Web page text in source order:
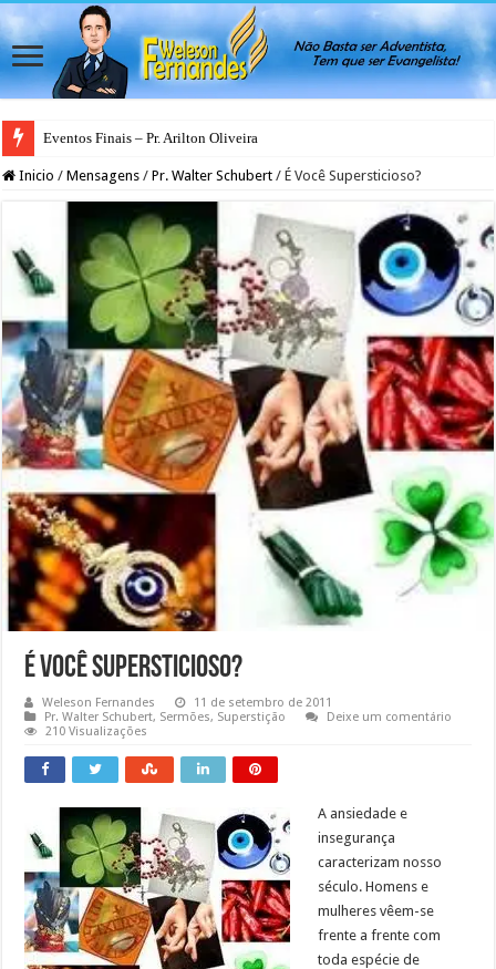
Eventos Finais – Pr. Arilton Oliveira
Inicio / Mensagens / Pr. Walter Schubert / É Você Supersticioso?
É Você Supersticioso?
Weleson Fernandes
11 de setembro de 2011
Pr. Walter Schubert, Sermões, Superstição
Deixe um comentário
210 Visualizações
A ansiedade e
insegurança
caracterizam nosso
século. Homens e
mulheres vêem-se
frente a frente com
toda espécie de